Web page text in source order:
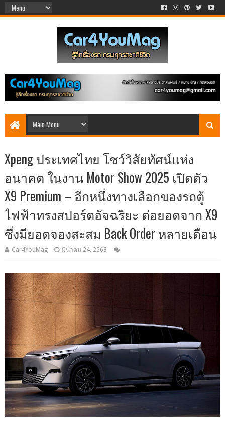
Xpeng ประเทศไทย โชว์วิสัยทัศน์แห่ง
อนาคต ในงาน Motor Show 2025 เปิดตัว
X9 Premium – อีกหนึ่งทางเลือกของรถตู้
ไฟฟ้าทรงสปอร์ตอัจฉริยะ ต่อยอดจาก X9
ซึ่งมียอดจองสะสม Back Order หลายเดือน
Car4YouMag มีนาคม 24, 2568